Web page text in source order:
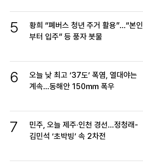
5
황희 “폐버스 청년 주거 활용”…“본인
부터 입주” 등 풍자 봇물
6
오늘 낮 최고 ‘37도’ 폭염, 열대야는
계속…동해안 150㎜ 폭우
7
민주, 오늘 제주·인천 경선…정청래-
김민석 ‘초박빙’ 속 2차전